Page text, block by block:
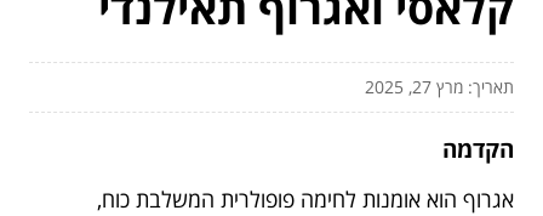
תאריך: מרץ 27, 2025
הקדמה
אגרוף הוא אומנות לחימה פופולרית המשלבת כוח,